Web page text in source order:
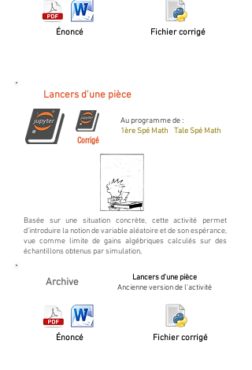
Énoncé Fichier corrigé
Lancers d'une pièce
Corrigé
Au programme de :
1ère Spé Math Tale Spé Math
Basée sur une situation concrète, cette activité permet
d'introduire la notion de variable aléatoire et de son espérance,
vue comme limite de gains algébriques calculés sur des
échantillons obtenus par simulation,
Archive
Lancers d'une pièce
Ancienne version de l'activité
Énoncé Fichier corrigé